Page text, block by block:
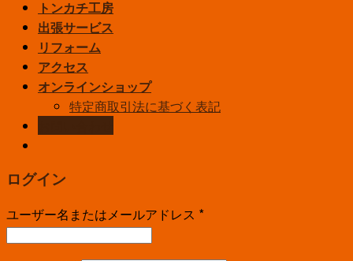
トンカチ工房
出張サービス
リフォーム
アクセス
オンラインショップ
特定商取引法に基づく表記
ログイン
ユーザー名またはメールアドレス *